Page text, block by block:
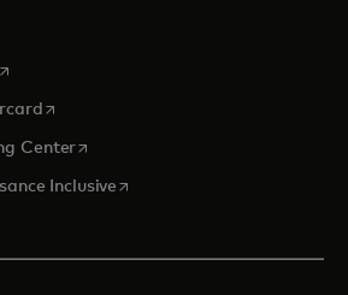
dans un nouvel onglet
s’ouvre dans un nouvel onglet
s’ouvre dans un nouvel onglet
Centers’ouvre dans un nouvel onglet
Inclusive s’ouvre dans un nouvel